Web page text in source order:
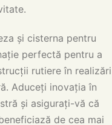
și cisterna pentru
perfectă pentru a
rutiere în realizări
Aduceți inovația în
și asigurați-vă că
de cea mai